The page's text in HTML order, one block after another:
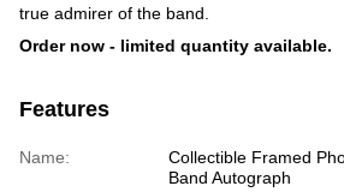
true admirer of the band.
Order now - limited quantity available.
Features
Name:
Collectible Framed
Band Autograph